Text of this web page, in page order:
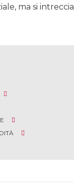
ma si intreccia